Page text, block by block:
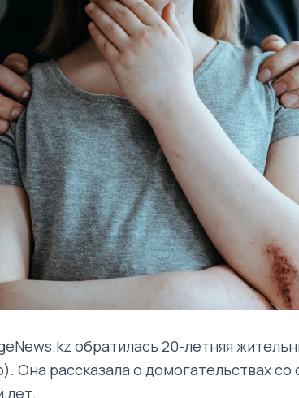
обратилась 20-летняя
Она рассказала о домогательствах
лет.